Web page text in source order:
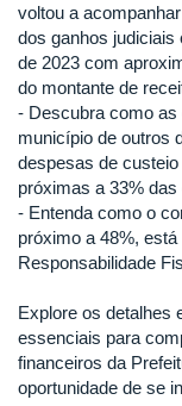
voltou a
dos ganhos judiciais
de 2023 com
do montante de
- Descubra como
município de outros
despesas de
próximas a 33%
- Entenda como o
próximo a 48%,
Responsabilidade
Explore os detalhes
essenciais para
financeiros da
oportunidade de se